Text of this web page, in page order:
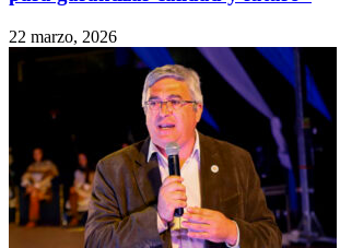
22 marzo, 2026